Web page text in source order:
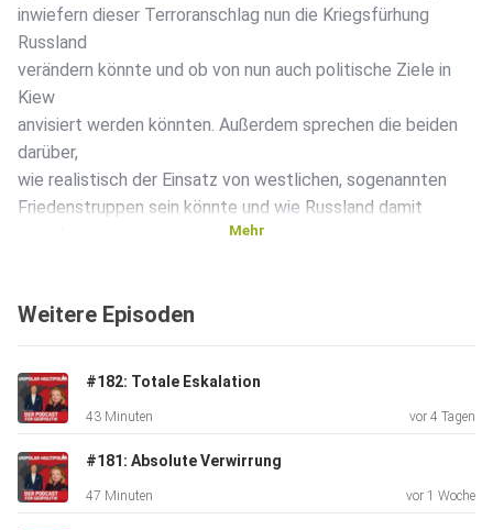
inwiefern dieser Terroranschlag nun die Kriegsfürhung
Russland
verändern könnte und ob von nun auch politische Ziele in
Kiew
anvisiert werden könnten. Außerdem sprechen die beiden
darüber,
wie realistisch der Einsatz von westlichen, sogenannten
Friedenstruppen sein könnte und wie Russland damit
den Umgang
dem Fall
der Regierung in Damaskus.
Mehr
Weitere Episoden
#182: Totale Eskalation
43 Minuten vor 4 Tagen
#181: Absolute Verwirrung
47 Minuten vor 1 Woche